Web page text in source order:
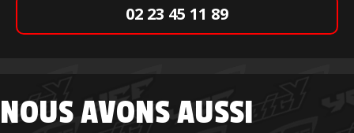
02 23 45 11 89
NOUS AVONS AUSSI